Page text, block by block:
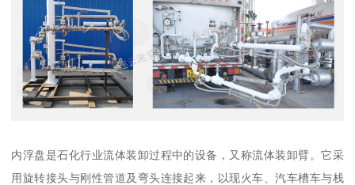
内浮盘是石化行业流体装卸过程中的设备，又称流体装卸臂。它采
用旋转接头与刚性管道及弯头连接起来，以现火车、汽车槽车与栈